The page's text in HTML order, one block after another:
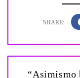
“Asimismo